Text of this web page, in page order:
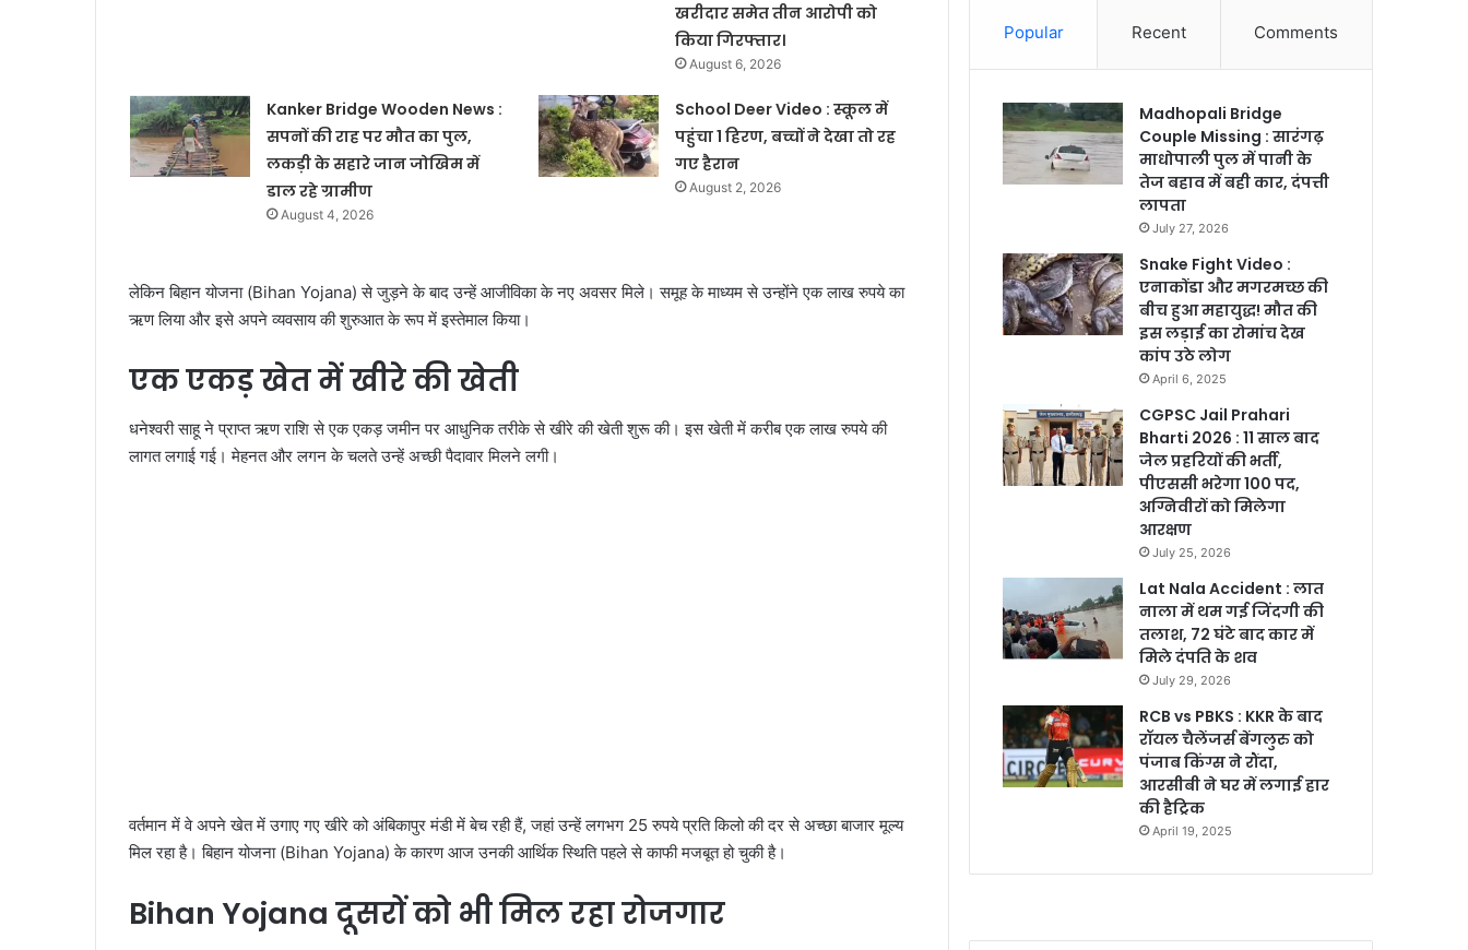
खरीदार समेत तीन आरोपी को
किया गिरफ्तार।
August 6, 2026
Kanker Bridge Wooden News :
सपनों की राह पर मौत का पुल,
लकड़ी के सहारे जान जोखिम में
डाल रहे ग्रामीण
August 4, 2026
School Deer Video : स्कूल में
पहुंचा 1 हिरण, बच्चों ने देखा तो रह
गए हैरान
August 2, 2026
लेकिन बिहान योजना (Bihan Yojana) से जुड़ने के बाद उन्हें आजीविका के नए अवसर मिले। समूह के माध्यम से उन्होंने एक लाख रुपये का
ऋण लिया और इसे अपने व्यवसाय की शुरुआत के रूप में इस्तेमाल किया।
एक एकड़ खेत में खीरे की खेती
धनेश्वरी साहू ने प्राप्त ऋण राशि से एक एकड़ जमीन पर आधुनिक तरीके से खीरे की खेती शुरू की। इस खेती में करीब एक लाख रुपये की
लागत लगाई गई। मेहनत और लगन के चलते उन्हें अच्छी पैदावार मिलने लगी।
वर्तमान में वे अपने खेत में उगाए गए खीरे को अंबिकापुर मंडी में बेच रही हैं, जहां उन्हें लगभग 25 रुपये प्रति किलो की दर से अच्छा बाजार मूल्य
मिल रहा है। बिहान योजना (Bihan Yojana) के कारण आज उनकी आर्थिक स्थिति पहले से काफी मजबूत हो चुकी है।
Bihan Yojana दूसरों को भी मिल रहा रोजगार
Popular Recent Comments
Madhopali Bridge
Couple Missing : सारंगढ़
माधोपाली पुल में पानी के
तेज बहाव में बही कार, दंपत्ती
लापता
July 27, 2026
Snake Fight Video :
एनाकोंडा और मगरमच्छ की
बीच हुआ महायुद्ध! मौत की
इस लड़ाई का रोमांच देख
कांप उठे लोग
April 6, 2025
CGPSC Jail Prahari
Bharti 2026 : 11 साल बाद
जेल प्रहरियों की भर्ती,
पीएससी भरेगा 100 पद,
अग्निवीरों को मिलेगा
आरक्षण
July 25, 2026
Lat Nala Accident : लात
नाला में थम गई जिंदगी की
तलाश, 72 घंटे बाद कार में
मिले दंपति के शव
July 29, 2026
RCB vs PBKS : KKR के बाद
रॉयल चैलेंजर्स बेंगलुरु को
पंजाब किंग्स ने रौंदा,
आरसीबी ने घर में लगाई हार
की हैट्रिक
April 19, 2025